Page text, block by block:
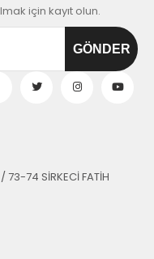
için kayıt olun.
73-74 SİRKECİ FATİH